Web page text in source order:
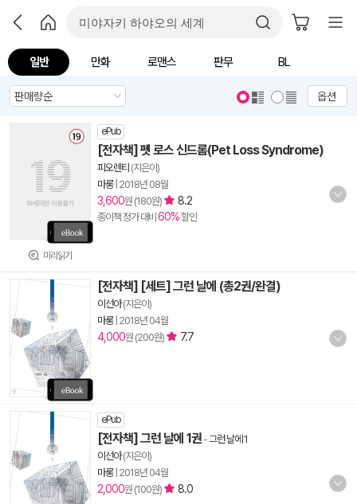
일반 만화 로맨스 판무 BL
옵션
미리읽기
ePub
[전자책] 펫 로스 신드롬(Pet Loss Syndrome)
피오렌티 (지은이)
마롱| 2018년 08월
3,600원 (180원) 8.2
종이책 정가 대비 60%할인
[전자책] [세트] 그런 날에 (총2권/완결)
이선아(지은이)
마롱| 2018년 04월
4,000원 (200원) 7.7
ePub
[전자책] 그런 날에 1권 -그런 날에 1
이선아(지은이)
마롱| 2018년 04월
2,000원 (100원) 8.0